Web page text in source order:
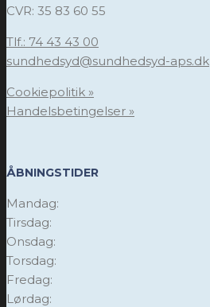
CVR: 35 83 60 55
Tlf.: 74 43 43 00
sundhedsyd@sundhedsyd-aps.dk
Cookiepolitik »
Handelsbetingelser »
ÅBNINGSTIDER
Mandag:
Tirsdag:
Onsdag:
Torsdag:
Fredag:
Lørdag: